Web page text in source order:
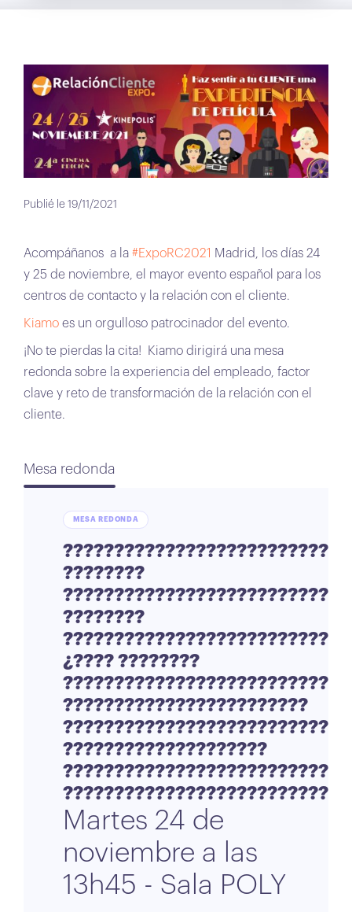
Publié le 19/11/2021
Acompáñanos a la #ExpoRC2021 Madrid, los días 24
y 25 de noviembre, el mayor evento español para los
centros de contacto y la relación con el cliente.
Kiamo es un orgulloso patrocinador del evento.
¡No te pierdas la cita! Kiamo dirigirá una mesa
redonda sobre la experiencia del empleado, factor
clave y reto de transformación de la relación con el
cliente.
Mesa redonda
MESA REDONDA
????????
????????
¿???? ????????
????????????????????????????
????????????????????????
????????????????????????????
????????????????????
????????????????????????????
Martes 24 de
noviembre a las
13h45 - Sala POLY